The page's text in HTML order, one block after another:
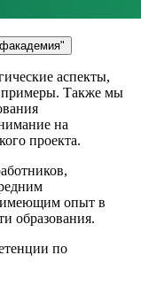
аспекты,
примеры. Также мы
на
проекта.
имеющим опыт в
образования.
по